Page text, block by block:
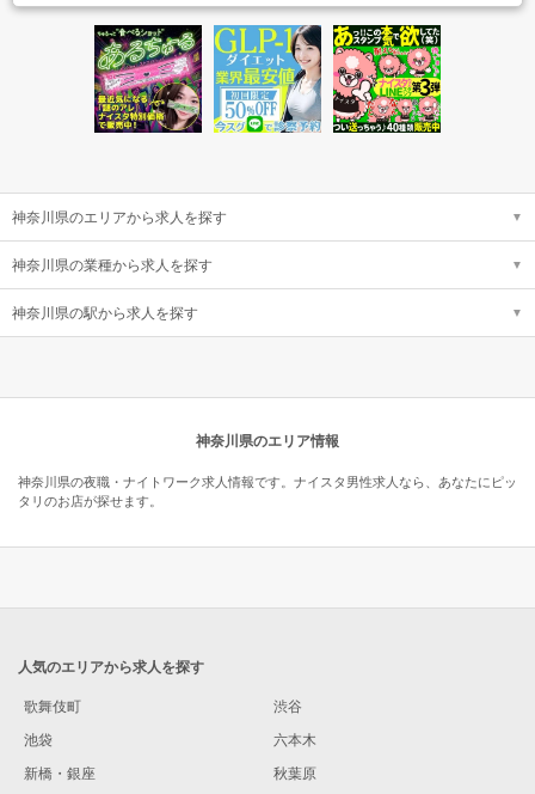
神奈川県のエリアから求人を探す
神奈川県の業種から求人を探す
神奈川県の駅から求人を探す
神奈川県のエリア情報
神奈川県の夜職・ナイトワーク求人情報です。ナイスタ男性求人なら、あなたにピッ
タリのお店が探せます。
人気のエリアから求人を探す
歌舞伎町
渋谷
池袋
六本木
新橋・銀座
秋葉原